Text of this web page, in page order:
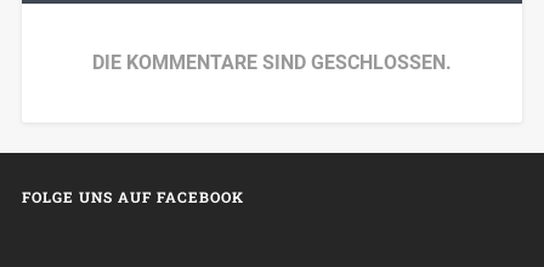
DIE KOMMENTARE SIND GESCHLOSSEN.
FOLGE UNS AUF FACEBOOK